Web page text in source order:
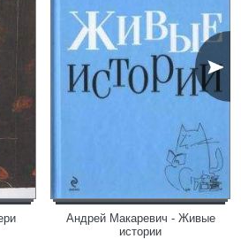
Андрей Макаревич - Живые
истории